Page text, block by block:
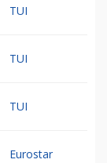
TUI
TUI
TUI
Eurostar